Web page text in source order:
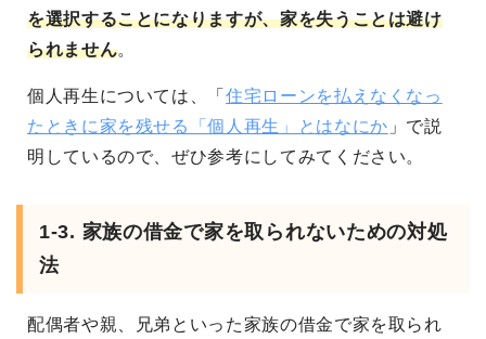
を選択することになりますが、家を失うことは避け
られません。
個人再生については、「住宅ローンを払えなくなっ
たときに家を残せる「個人再生」とはなにか 」で説
明しているので、ぜひ参考にしてみてください。
1-3. 家族の借金で家を取られないための対処
法
配偶者や親、兄弟といった家族の借金で家を取られ